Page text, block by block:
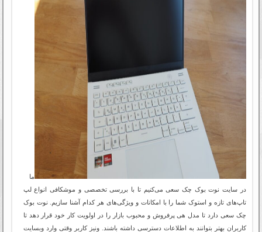
ما
در سایت نوت بوک چک سعی می‌کنیم تا با بررسی تخصصی و موشکافی انواع لپ
تاپ‌های تازه و استوک شما را با امکانات و ویژگی‌های هر کدام آشنا سازیم. نوت بوک
چک سعی دارد تا مدل هی پرفروش و محبوب بازار را در اولویت کار خود قرار دهد تا
کاربران بهتر بتوانند به اطلاعات دسترسی داشته باشند. ونیز کاربر وقتی وارد وبسایت